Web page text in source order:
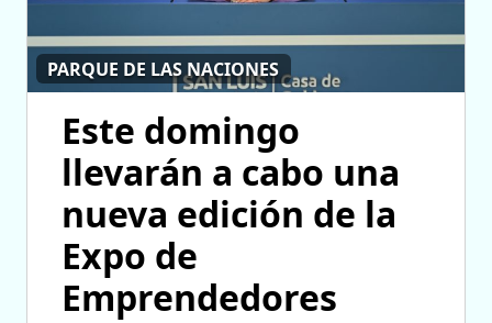
PARQUE DE LAS NACIONES
Este domingo
llevarán a cabo una
nueva edición de la
Expo de
Emprendedores